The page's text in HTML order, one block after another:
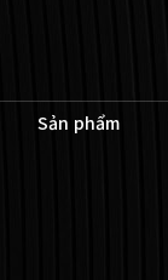
Sản phẩm